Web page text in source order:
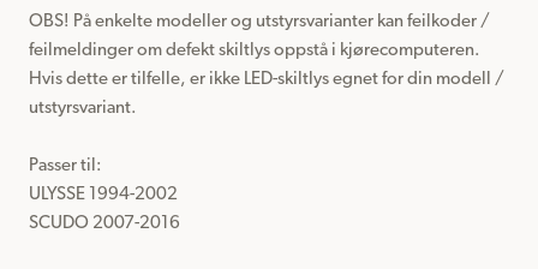
OBS! På enkelte modeller og utstyrsvarianter kan feilkoder /
feilmeldinger om defekt skiltlys oppstå i kjørecomputeren.
Hvis dette er tilfelle, er ikke LED-skiltlys egnet for din modell /
utstyrsvariant.
Passer til:
ULYSSE 1994-2002
SCUDO 2007-2016